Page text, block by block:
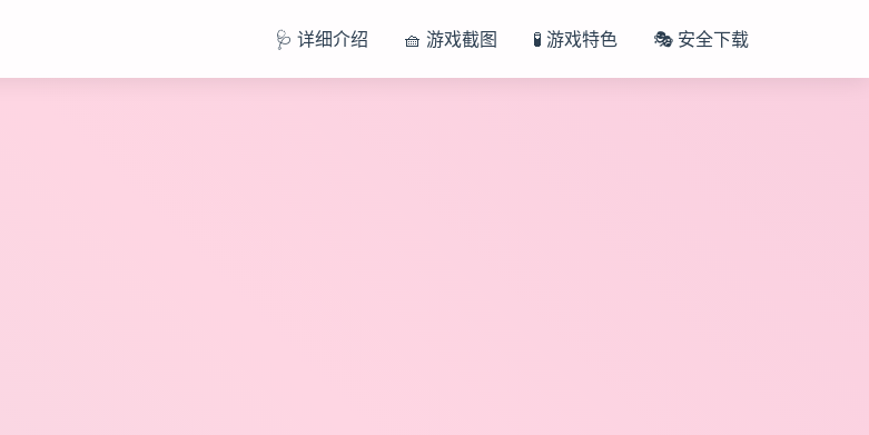
🩺 详细介绍 🧺 游戏截图 🧪 游戏特色 🎭 安全下载